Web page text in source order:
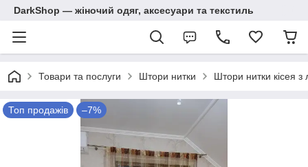
DarkShop — жіночий одяг, аксесуари та текстиль
Товари та послуги Штори нитки Штори нитки кісея
Топ продажів –7%